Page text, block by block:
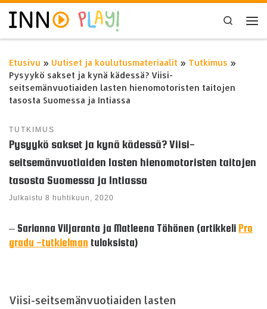
Skip to content
Search
Etusivu » Uutiset ja koulutusmateriaalit » Tutkimus »
Pysyykö sakset ja kynä kädessä? Viisi-
seitsemänvuotiaiden lasten hienomotoristen taitojen
tasosta Suomessa ja Intiassa
TUTKIMUS
Pysyykö sakset ja kynä kädessä? Viisi-
seitsemänvuotiaiden lasten hienomotoristen taitojen
tasosta Suomessa ja Intiassa
Julkaistu 8 huhtikuun, 2020
– Sarianna Viljaranta ja Matleena Töhönen (artikkeli Pro
gradu -tutkielman tuloksista)
Viisi-seitsemänvuotiaiden lasten